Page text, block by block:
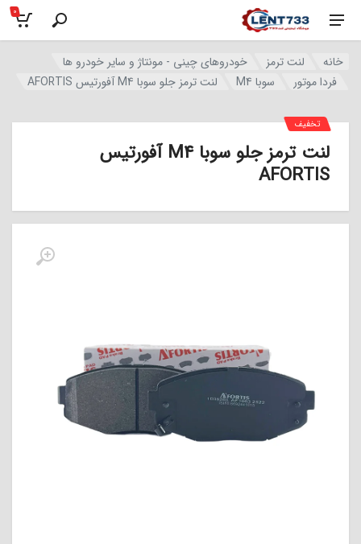
0
خانه لنت ترمز
خودروهای چینی - مونتاژ و سایر خودرو ها
فردا موتور
سوبا M4 لنت ترمز جلو سوبا M4 آفورتیس AFORTIS
لنت ترمز جلو سوبا M4 آفورتیس
AFORTIS
تخفیف